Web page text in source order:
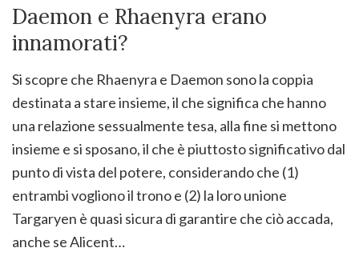
Daemon e Rhaenyra erano
innamorati?
Si scopre che Rhaenyra e Daemon sono la coppia
destinata a stare insieme, il che significa che hanno
una relazione sessualmente tesa, alla fine si mettono
insieme e si sposano, il che è piuttosto significativo dal
punto di vista del potere, considerando che (1)
entrambi vogliono il trono e (2) la loro unione
Targaryen è quasi sicura di garantire che ciò accada,
anche se Alicent…